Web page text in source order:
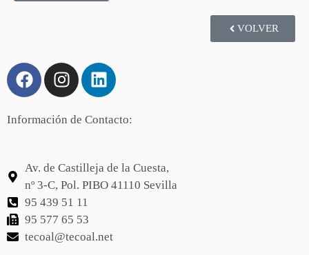
VOLVER
Información de Contacto:
Av. de Castilleja de la Cuesta,
nº 3-C, Pol. PIBO 41110 Sevilla
95 439 51 11
95 577 65 53
tecoal@tecoal.net